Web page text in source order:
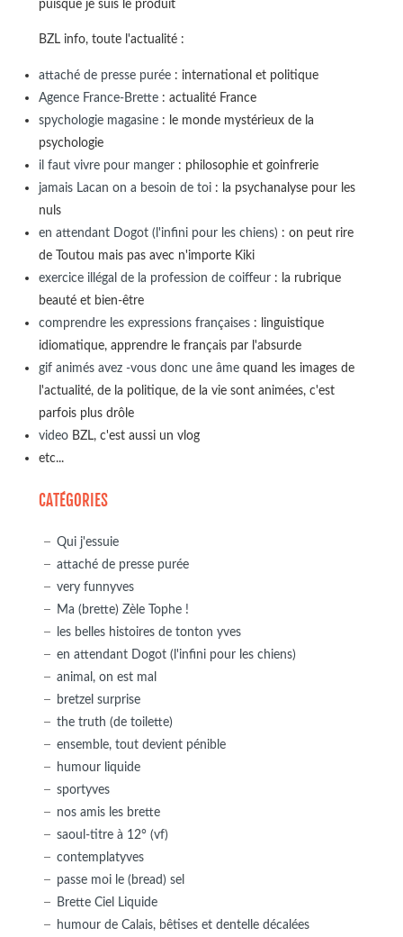
puisque je suis le produit
BZL info, toute l'actualité :
attaché de presse purée: international et politique
Agence France-Brette: actualité France
spychologie magasine: le monde mystérieux de la
psychologie
il faut vivre pour manger: philosophie et goinfrerie
jamais Lacan on a besoin de toi: la psychanalyse pour les
nuls
en attendant Dogot (l'infini pour les chiens): on peut rire
de Toutou mais pas avec n'importe Kiki
exercice illégal de la profession de coiffeur: la rubrique
beauté et bien-être
comprendre les expressions françaises: linguistique
idiomatique, apprendre le français par l'absurde
gif animés avez -vous donc une âmequand les images de
l'actualité, de la politique, de la vie sont animées, c'est
parfois plus drôle
videoBZL, c'est aussi un vlog
etc...
CATÉGORIES
Qui j'essuie
attaché de presse purée
very funnyves
Ma (brette) Zèle Tophe !
les belles histoires de tonton yves
en attendant Dogot (l'infini pour les chiens)
animal, on est mal
bretzel surprise
the truth (de toilette)
ensemble, tout devient pénible
humour liquide
sportyves
nos amis les brette
saoul-titre à 12° (vf)
contemplatyves
passe moi le (bread) sel
Brette Ciel Liquide
humour de Calais, bêtises et dentelle décalées